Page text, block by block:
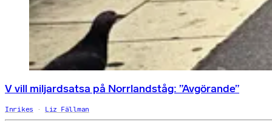
V vill miljardsatsa på Norrlandståg: ”Avgörande”
Inrikes Liz Fällman